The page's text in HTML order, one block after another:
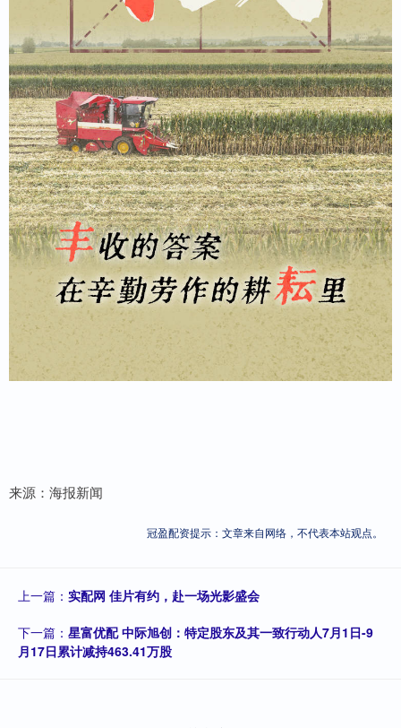
来源：海报新闻
冠盈配资提示：文章来自网络，不代表本站观点。
上一篇： 实配网 佳片有约，赴一场光影盛会
下一篇： 星富优配 中际旭创：特定股东及其一致行动人7月1日-9
月17日累计减持463.41万股